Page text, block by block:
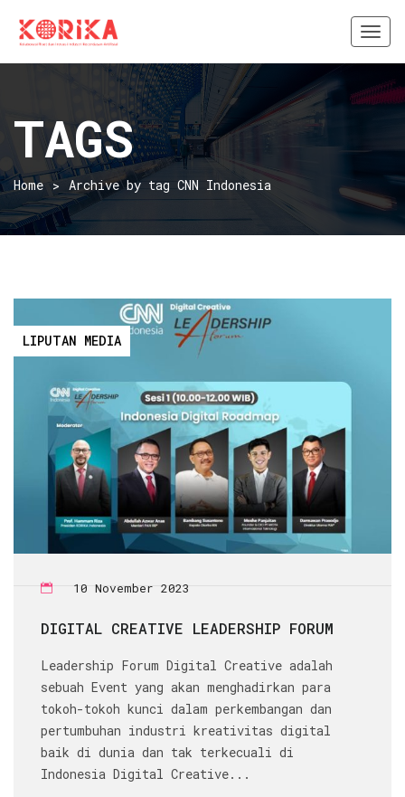
TAGS
Home Archive by tag CNN Indonesia
LIPUTAN MEDIA
10 November 2023
DIGITAL CREATIVE LEADERSHIP FORUM
Leadership Forum Digital Creative adalah
sebuah Event yang akan menghadirkan para
tokoh-tokoh kunci dalam perkembangan dan
pertumbuhan industri kreativitas digital
baik di dunia dan tak terkecuali di
Indonesia Digital Creative...